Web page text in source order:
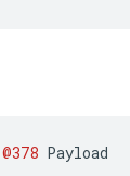
@378 Payload